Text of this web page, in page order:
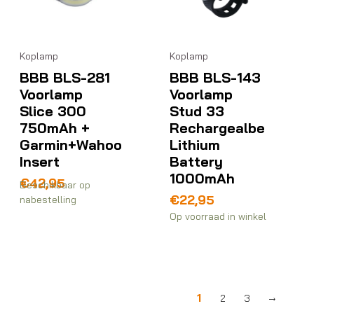
Koplamp
BBB BLS-281
Voorlamp
Slice 300
750mAh +
Garmin+Wahoo
Insert
€42,95
Beschikbaar op
nabestelling
Koplamp
BBB BLS-143
Voorlamp
Stud 33
Rechargealbe
Lithium
Battery
1000mAh
€22,95
Op voorraad in winkel
1 2 3 →